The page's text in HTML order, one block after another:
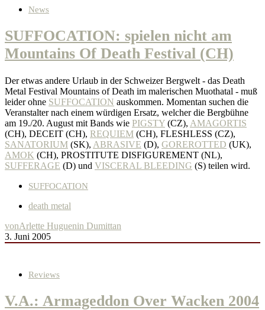
News
SUFFOCATION: spielen nicht am
Mountains Of Death Festival (CH)
Der etwas andere Urlaub in der Schweizer Bergwelt - das Death
Metal Festival Mountains of Death im malerischen Muothatal - muß
leider ohne SUFFOCATION auskommen. Momentan suchen die
Veranstalter nach einem würdigen Ersatz, welcher die Bergbühne
am 19./20. August mit Bands wie PIGSTY (CZ), AMAGORTIS
(CH), DECEIT (CH), REQUIEM (CH), FLESHLESS (CZ),
SANATORIUM (SK), ABRASIVE (D), GOREROTTED (UK),
AMOK (CH), PROSTITUTE DISFIGUREMENT (NL),
SUFFERAGE (D) und VISCERAL BLEEDING (S) teilen wird.
SUFFOCATION
death metal
vonArlette Huguenin Dumittan
3. Juni 2005
Reviews
V.A.: Armageddon Over Wacken 2004